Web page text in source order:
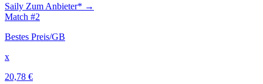
Saily Zum Anbieter* →
Match #2
Bestes Preis/GB
x
20,78 €